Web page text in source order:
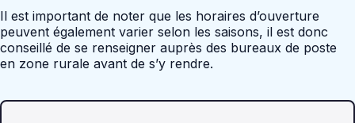
Il est important de noter que les horaires d’ouverture
peuvent également varier selon les saisons, il est donc
conseillé de se renseigner auprès des bureaux de poste
en zone rurale avant de s’y rendre.